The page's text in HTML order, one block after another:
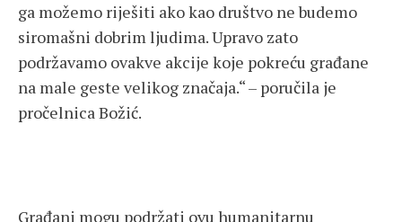
ga možemo riješiti ako kao društvo ne budemo
siromašni dobrim ljudima. Upravo zato
podržavamo ovakve akcije koje pokreću građane
na male geste velikog značaja.“ – poručila je
pročelnica Božić.
Građani mogu podržati ovu humanitarnu